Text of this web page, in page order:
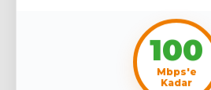
100
Mbps'e
Kadar